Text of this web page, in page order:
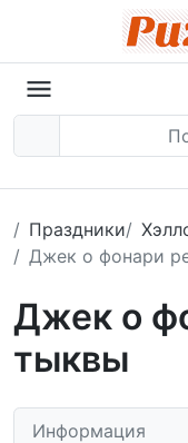
Праздники
Джек о фонари
Джек о
тыквы
Информация